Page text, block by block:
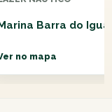
Barra do
no mapa